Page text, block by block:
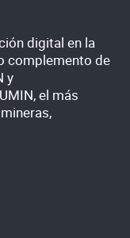
digital en la
complemento de
y
el más